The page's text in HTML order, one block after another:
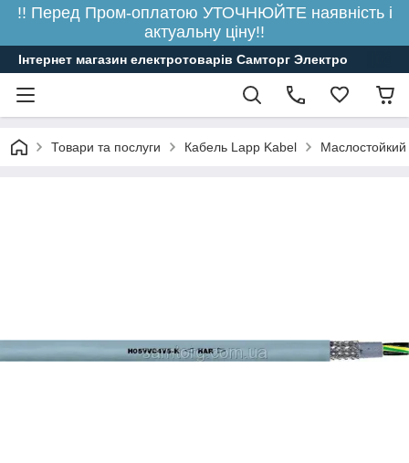
!! Перед Пром-оплатою УТОЧНЮЙТЕ наявність і
актуальну ціну!!
Інтернет магазин електротоварів Самторг Электро
Товари та послуги Кабель Lapp Kabel Маслостойкий